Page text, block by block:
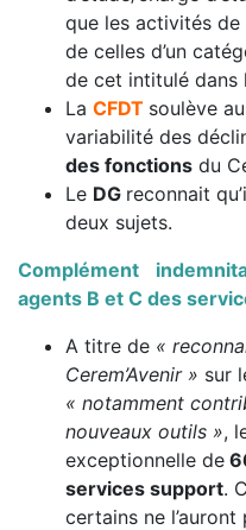
que les activités
de celles d’un
de cet intitulé dans
La CFDT soulève
variabilité des
des fonctions du
Le DG reconnait
deux sujets.
Complément
agents B et C des
A titre de «
Cerem’Avenir » sur
« notamment
nouveaux outils »,
exceptionnelle de
services support.
certains ne